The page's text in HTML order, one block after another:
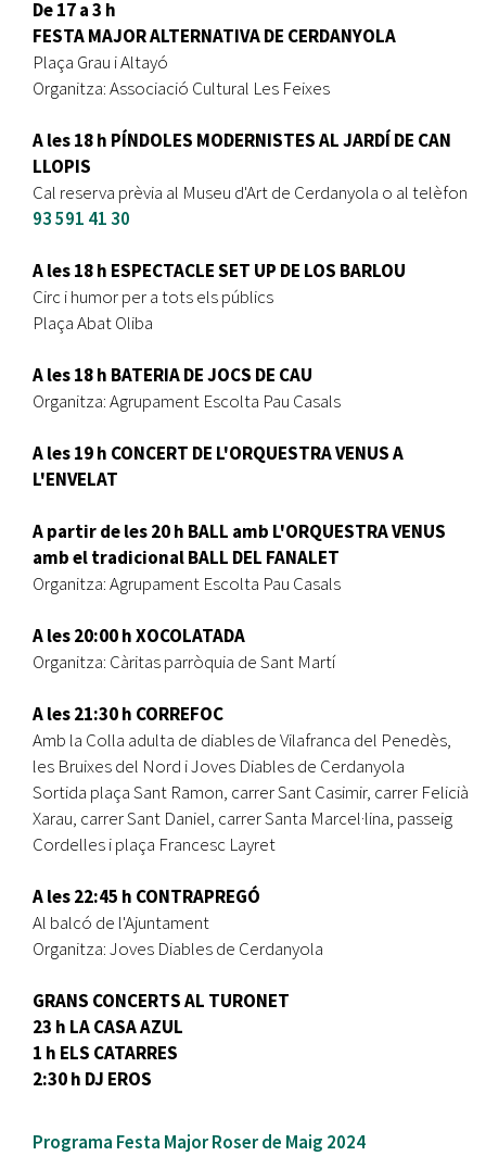
De 17 a 3 h
FESTA MAJOR ALTERNATIVA DE CERDANYOLA
Plaça Grau i Altayó
Organitza: Associació Cultural Les Feixes
A les 18 h PÍNDOLES MODERNISTES AL JARDÍ DE CAN
LLOPIS
Cal reserva prèvia al Museu d'Art de Cerdanyola o al telèfon
93 591 41 30
A les 18 h ESPECTACLE SET UP DE LOS BARLOU
Circ i humor per a tots els públics
Plaça Abat Oliba
A les 18 h BATERIA DE JOCS DE CAU
Organitza: Agrupament Escolta Pau Casals
A les 19 h CONCERT DE L'ORQUESTRA VENUS A
L'ENVELAT
A partir de les 20 h BALL amb L'ORQUESTRA VENUS
amb el tradicional BALL DEL FANALET
Organitza: Agrupament Escolta Pau Casals
A les 20:00 h XOCOLATADA
Organitza: Càritas parròquia de Sant Martí
A les 21:30 h CORREFOC
Amb la Colla adulta de diables de Vilafranca del Penedès,
les Bruixes del Nord i Joves Diables de Cerdanyola
Sortida plaça Sant Ramon, carrer Sant Casimir, carrer Felicià
Xarau, carrer Sant Daniel, carrer Santa Marcel·lina, passeig
Cordelles i plaça Francesc Layret
A les 22:45 h CONTRAPREGÓ
Al balcó de l'Ajuntament
Organitza: Joves Diables de Cerdanyola
GRANS CONCERTS AL TURONET
23 h LA CASA AZUL
1 h ELS CATARRES
2:30 h DJ EROS
Programa Festa Major Roser de Maig 2024